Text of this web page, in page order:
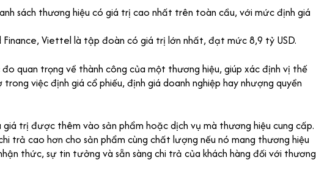
sách thương hiệu có giá trị cao nhất trên toàn cầu, với mức định giá
Viettel là tập đoàn có giá trị lớn nhất, đạt mức 8,9 tỷ USD.
quan trọng về thành công của một thương hiệu, giúp xác định vị thế
việc định giá cổ phiếu, định giá doanh nghiệp hay nhượng quyền
trị được thêm vào sản phẩm hoặc dịch vụ mà thương hiệu cung cấp.
trả cao hơn cho sản phẩm cùng chất lượng nếu nó mang thương hiệu
thức, sự tin tưởng và sẵn sàng chi trả của khách hàng đối với thương